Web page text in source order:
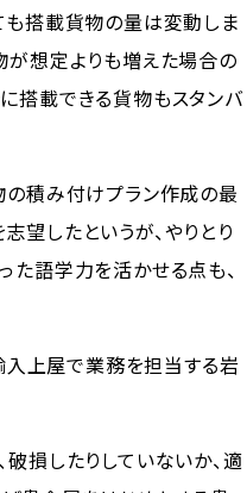
も搭載貨物の量は変動しま
が想定よりも増えた場合の
搭載できる貨物もスタンバ
積み付けプラン作成の最
望したというが、やりとり
た語学力を活かせる点も、
入上屋で業務を担当する岩
損したりしていないか、適